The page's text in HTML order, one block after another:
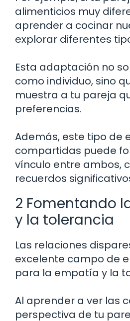
alimenticios muy
aprender a cocinar
explorar diferentes
Esta adaptación no
como individuo, sino
muestra a tu pareja
preferencias.
Además, este tipo de
compartidas puede
vínculo entre ambos,
recuerdos
2 Fomentando
y la tolerancia
Las relaciones
excelente campo de
para la empatía y la
Al aprender a ver las
perspectiva de tu